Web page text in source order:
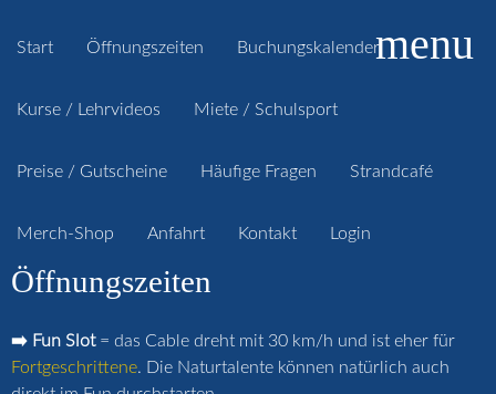
Start Öffnungszeiten Buchungskalender
Kurse / Lehrvideos Miete / Schulsport
Preise / Gutscheine Häufige Fragen Strandcafé
Merch-Shop Anfahrt Kontakt Login
menu
Öffnungszeiten
➡️ Fun Slot= das Cable dreht mit 30 km/h und ist eher für
Fortgeschrittene. Die Naturtalente können natürlich auch